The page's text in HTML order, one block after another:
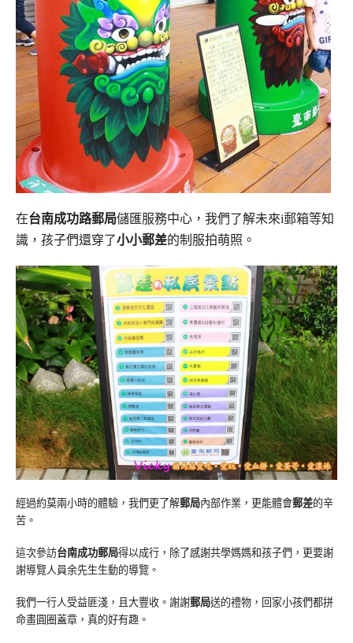
在台南成功路郵局儲匯服務中心，我們了解未來i郵箱等知
識，孩子們還穿了小小郵差的制服拍萌照。
經過約莫兩小時的體驗，我們更了解郵局內部作業，更能體會郵差的辛
苦。
這次參訪台南成功郵局得以成行，除了感謝共學媽媽和孩子們，更要謝
謝導覽人員余先生生動的導覽。
我們一行人受益匪淺，且大豐收。謝謝郵局送的禮物，回家小孩們都拼
命畫圓圈蓋章，真的好有趣。